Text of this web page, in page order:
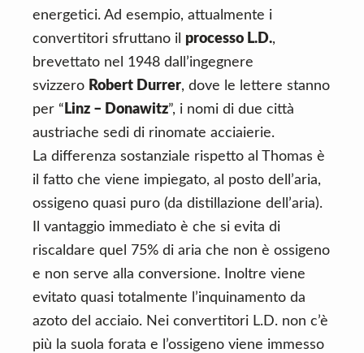
energetici. Ad esempio, attualmente i
convertitori sfruttano il processo L.D.,
brevettato nel 1948 dall’ingegnere
svizzero Robert Durrer, dove le lettere stanno
per “ Linz – Donawitz”, i nomi di due città
austriache sedi di rinomate acciaierie.
La differenza sostanziale rispetto al Thomas è
il fatto che viene impiegato, al posto dell’aria,
ossigeno quasi puro (da distillazione dell’aria).
Il vantaggio immediato è che si evita di
riscaldare quel 75% di aria che non è ossigeno
e non serve alla conversione. Inoltre viene
evitato quasi totalmente l’inquinamento da
azoto del acciaio. Nei convertitori L.D. non c’è
più la suola forata e l’ossigeno viene immesso